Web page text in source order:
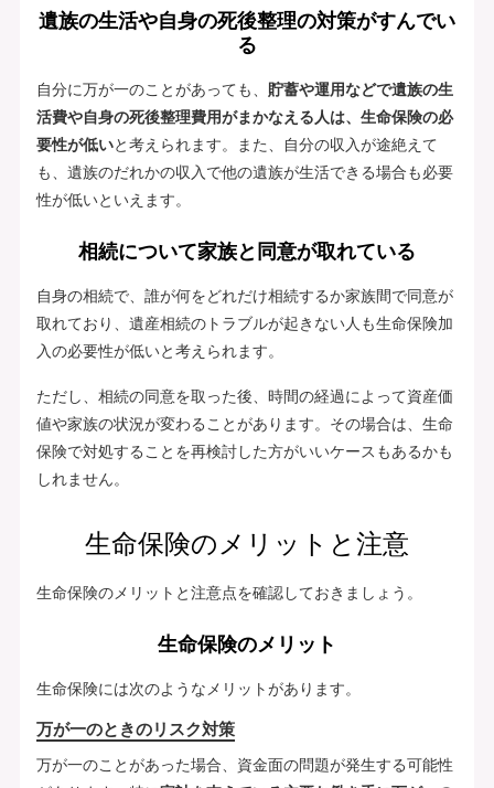
遺族の生活や自身の死後整理の対策がすんでい
る
自分に万が一のことがあっても、 貯蓄や運用などで遺族の生
活費や自身の死後整理費用がまかなえる人は、生命保険の必
要性が低いと考えられます。また、自分の収入が途絶えて
も、遺族のだれかの収入で他の遺族が生活できる場合も必要
性が低いといえます。
相続について家族と同意が取れている
自身の相続で、誰が何をどれだけ相続するか家族間で同意が
取れており、遺産相続のトラブルが起きない人も生命保険加
入の必要性が低いと考えられます。
ただし、相続の同意を取った後、時間の経過によって資産価
値や家族の状況が変わることがあります。その場合は、生命
保険で対処することを再検討した方がいいケースもあるかも
しれません。
生命保険のメリットと注意
生命保険のメリットと注意点を確認しておきましょう。
生命保険のメリット
生命保険には次のようなメリットがあります。
万が一のときのリスク対策
万が一のことがあった場合、資金面の問題が発生する可能性